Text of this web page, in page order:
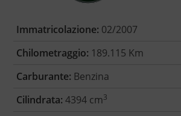
Immatricolazione: 02/2007
Chilometraggio: 189.115 Km
Carburante: Benzina
Cilindrata: 4394 cm3